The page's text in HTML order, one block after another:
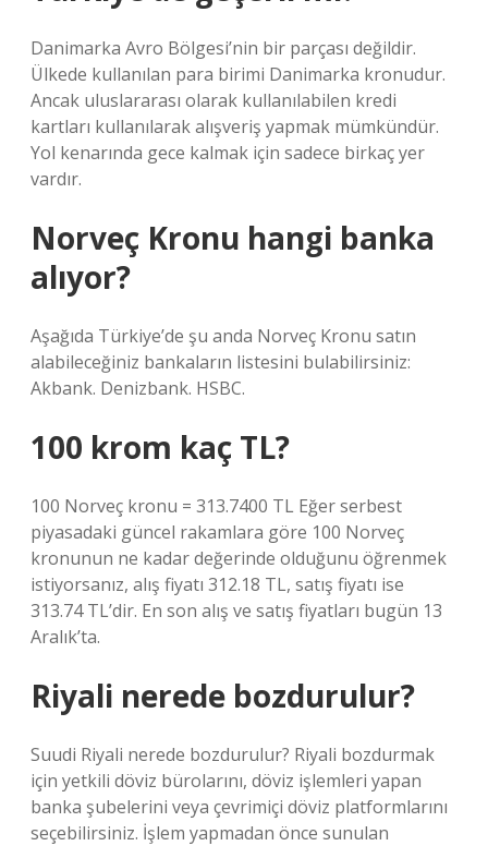
Danimarka Avro Bölgesi’nin bir parçası değildir.
Ülkede kullanılan para birimi Danimarka kronudur.
Ancak uluslararası olarak kullanılabilen kredi
kartları kullanılarak alışveriş yapmak mümkündür.
Yol kenarında gece kalmak için sadece birkaç yer
vardır.
Norveç Kronu hangi banka
alıyor?
Aşağıda Türkiye’de şu anda Norveç Kronu satın
alabileceğiniz bankaların listesini bulabilirsiniz:
Akbank. Denizbank. HSBC.
100 krom kaç TL?
100 Norveç kronu = 313.7400 TL Eğer serbest
piyasadaki güncel rakamlara göre 100 Norveç
kronunun ne kadar değerinde olduğunu öğrenmek
istiyorsanız, alış fiyatı 312.18 TL, satış fiyatı ise
313.74 TL’dir. En son alış ve satış fiyatları bugün 13
Aralık’ta.
Riyali nerede bozdurulur?
Suudi Riyali nerede bozdurulur? Riyali bozdurmak
için yetkili döviz bürolarını, döviz işlemleri yapan
banka şubelerini veya çevrimiçi döviz platformlarını
seçebilirsiniz. İşlem yapmadan önce sunulan